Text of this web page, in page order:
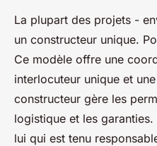
La plupart des projets -
un constructeur unique.
Ce modèle offre une
interlocuteur unique et
constructeur gère les
logistique et les
lui qui est tenu